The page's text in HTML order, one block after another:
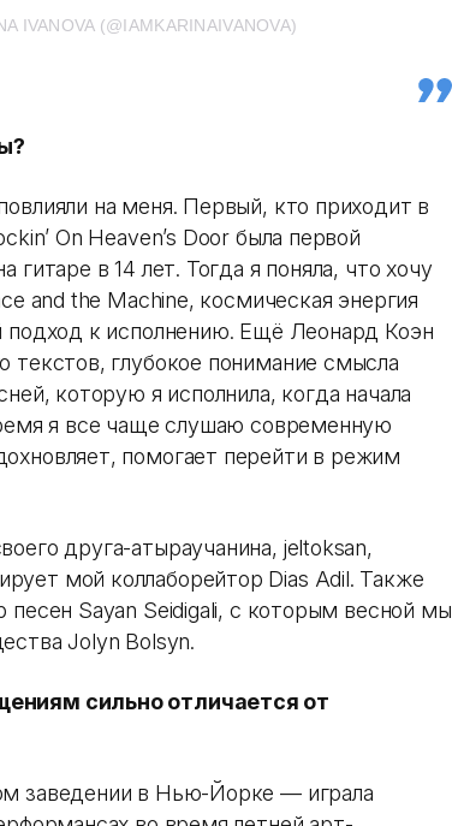
(@IAMKARINAIVANOVA)
на меня. Первый, кто приходит в
On Heaven’s Door была первой
в 14 лет. Тогда я поняла, что хочу
and the Machine, космическая энергия
подход к исполнению. Ещё Леонард Коэн
текстов, глубокое понимание смысла
которую я исполнила, когда начала
я все чаще слушаю современную
помогает перейти в режим
друга-атыраучанина, jeltoksan,
мой коллаборейтор Dias Adil. Также
песен Sayan Seidigali, с которым весной мы
Jolyn Bolsyn.
сильно отличается от
заведении в Нью-Йорке — играла